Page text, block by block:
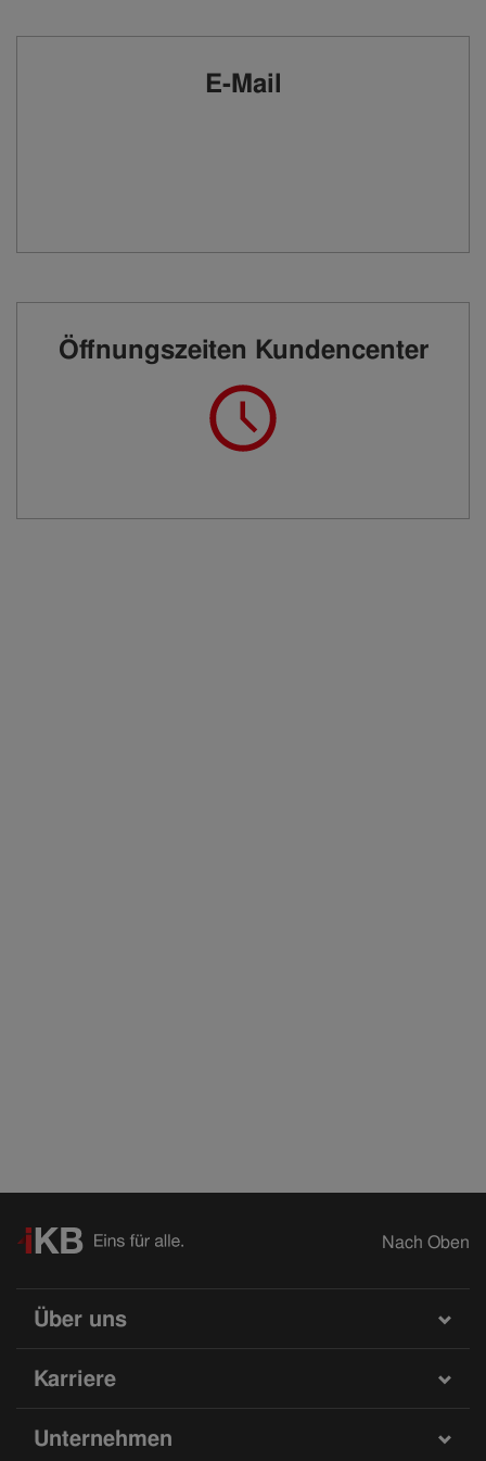
E-Mail
Öffnungszeiten Kundencenter
Nach Oben
Über uns
Karriere
Unternehmen